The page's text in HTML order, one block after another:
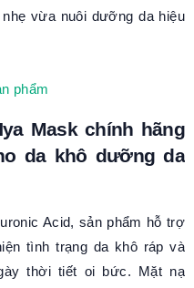
vừa nuôi dưỡng da hiệu
phẩm
Mask chính hãng
da khô dưỡng da
Acid, sản phẩm hỗ trợ
tình trạng da khô ráp và
thời tiết oi bức. Mặt nạ